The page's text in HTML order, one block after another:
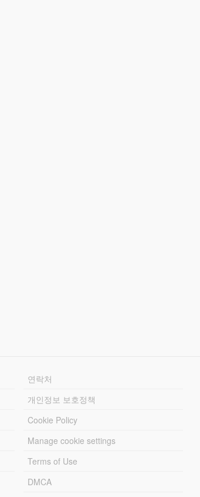
연락처
개인정보 보호정책
Cookie Policy
Manage cookie settings
Terms of Use
DMCA